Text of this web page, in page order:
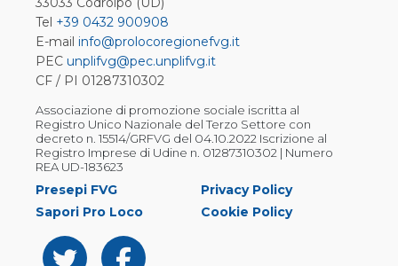
Tel +39 0432 900908
E-mail info@prolocoregionefvg.it
PEC unplifvg@pec.unplifvg.it
CF / PI 01287310302
Associazione di promozione sociale iscritta al
Registro Unico Nazionale del Terzo Settore con
decreto n. 15514/GRFVG del 04.10.2022 Iscrizione al
Registro Imprese di Udine n. 01287310302 | Numero
REA UD-183623
Presepi FVG
Sapori Pro Loco
Privacy Policy
Cookie Policy